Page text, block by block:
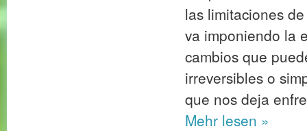
las limitaciones
va imponiendo la
cambios que
irreversibles o
que nos deja
Mehr lesen »